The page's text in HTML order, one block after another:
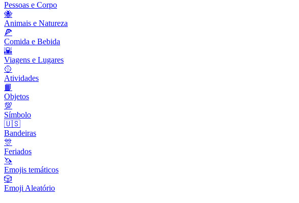
Pessoas e Corpo
🐝
Animais e Natureza
🍕
Comida e Bebida
🌇
Viagens e Lugares
🥎
Atividades
📙
Objetos
💯
Símbolo
🇺🇸
Bandeiras
🎊
Feriados
🦄
Emojis temáticos
🎲
Emoji Aleatório